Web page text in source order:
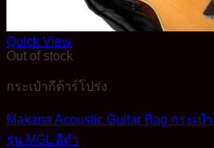
Quick View
Out of stock
กระเป๋ากีต้าร์โปร่ง
Makana Acoustic Guitar Bag กระเ
รุ่น MGL สีดำ